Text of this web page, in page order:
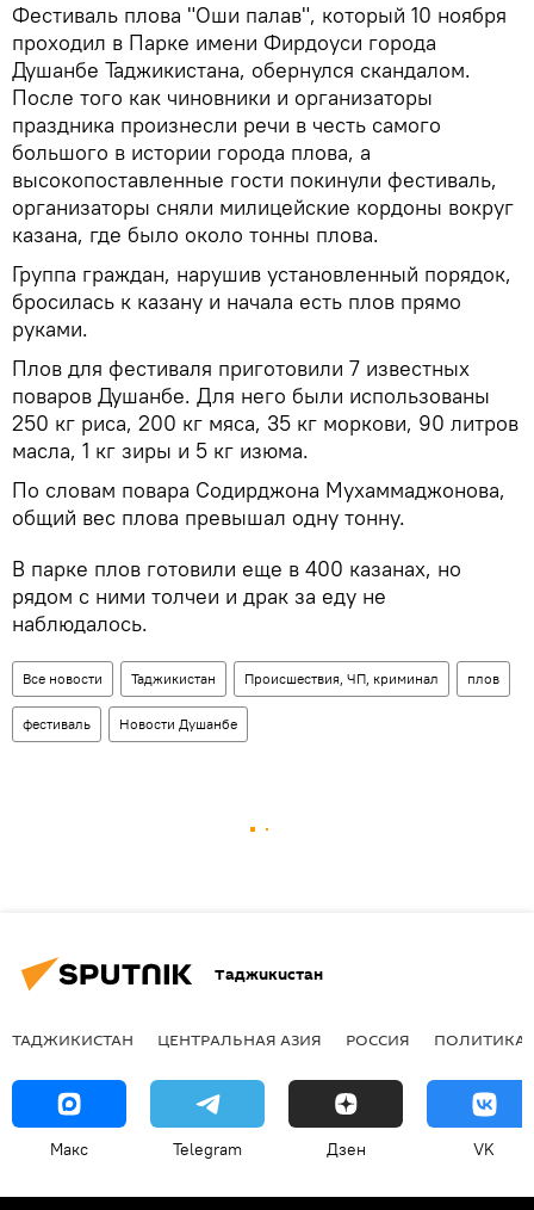
Фестиваль плова "Оши палав", который 10 ноября
проходил в Парке имени Фирдоуси города
Душанбе Таджикистана, обернулся скандалом.
После того как чиновники и организаторы
праздника произнесли речи в честь самого
большого в истории города плова, а
высокопоставленные гости покинули фестиваль,
организаторы сняли милицейские кордоны вокруг
казана, где было около тонны плова.
Группа граждан, нарушив установленный порядок,
бросилась к казану и начала есть плов прямо
руками.
Плов для фестиваля приготовили 7 известных
поваров Душанбе. Для него были использованы
250 кг риса, 200 кг мяса, 35 кг моркови, 90 литров
масла, 1 кг зиры и 5 кг изюма.
По словам повара Содирджона Мухаммаджонова,
общий вес плова превышал одну тонну.
В парке плов готовили еще в 400 казанах, но
рядом с ними толчеи и драк за еду не
наблюдалось.
Все новости Таджикистан Происшествия, ЧП, криминал плов
фестиваль Новости Душанбе
Таджикистан
ТАДЖИКИСТАН ЦЕНТРАЛЬНАЯ АЗИЯ РОССИЯ ПОЛИТИКА
Макс Telegram Дзен VK